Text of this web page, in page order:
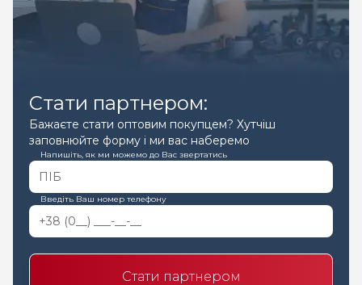
Стати партнером:
Бажаєте стати оптовим покупцем? Хутчіш
заповнюйте форму і ми вас наберемо
Напишіть, як ми можемо до Вас звертатись
Введіть Ваш номер телефону
Стати партнером